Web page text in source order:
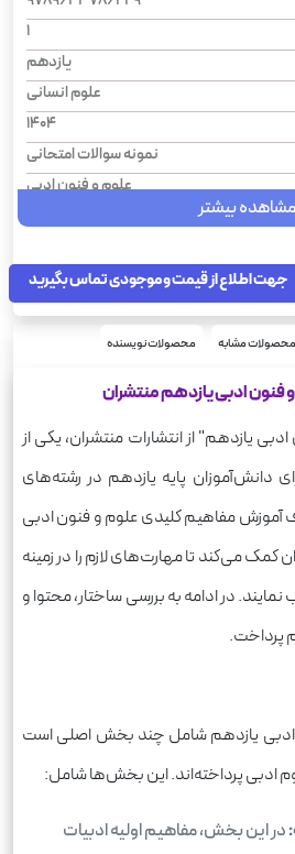
1
یازدهم
علوم انسانی
1404
نمونه سوالات امتحانی
علوم و فنون‌ ادبی
64
95
مشاهده بیشتر
جهت اطلاع از قیمت و موجودی تماس بگیرید
محصولات مشابه محصولات نویسنده
ادبی یازدهم منتشران
یازدهم" از انتشارات منتشران، یکی از
دانش‌آموزان پایه یازدهم در رشته‌های
آموزش مفاهیم کلیدی علوم و فنون ادبی
می‌کند تا مهارت‌های لازم را در زمینه
در ادامه به بررسی ساختار، محتوا و
پرداخت.
یازدهم شامل چند بخش اصلی است
ادبی پرداخته‌اند. این بخش‌ها شامل:
در این بخش، مفاهیم اولیه ادبیات